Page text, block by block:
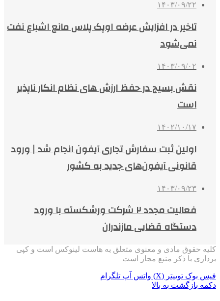
۱۴۰۳/۰۹/۲۲
تاخیر در افزایش عرضه اوپک پلاس مانع اشباع نفت
نمی‌شود
۱۴۰۳/۰۹/۰۲
نقش بسیج در حفظ ارزش های نظام انکار ناپذیر
است
۱۴۰۲/۱۰/۱۷
اولین ثبت سفارش تجاری آیفون انجام شد | ورود
قانونی آیفون‌های جدید به کشور
۱۴۰۳/۰۹/۲۳
فعالیت مجدد ۲ شرکت ورشکسته با ورود
دستگاه قضایی مازندران
کلیه حقوق مادی و معنوی متعلق به هاست لینوکس است و کپی
برداری با ذکر منبع مجاز است
فیس بوک توییتر (X) واتس آپ تلگرام
دکمه بازگشت به بالا